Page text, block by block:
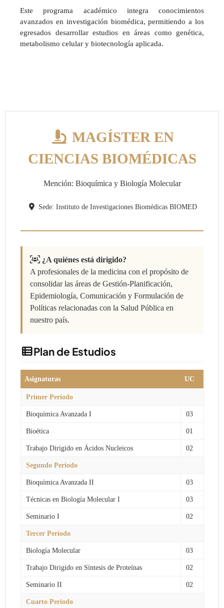
Este programa académico integra conocimientos
avanzados en investigación biomédica, permitiendo a los
egresados desarrollar estudios en áreas como genética,
metabolismo celular y biotecnología aplicada.
MAGÍSTER EN
CIENCIAS BIOMÉDICAS
Mención: Bioquímica y Biología Molecular
Sede: Instituto de Investigaciones Biomédicas BIOMED
¿A quiénes está dirigido?
A profesionales de la medicina con el propósito de
consolidar las áreas de Gestión-Planificación,
Epidemiología, Comunicación y Formulación de
Políticas relacionadas con la Salud Pública en
nuestro país.
Plan de Estudios
Asignaturas UC
Primer Período
Bioquímica Avanzada I 03
Bioética 01
Trabajo Dirigido en Ácidos Nucleicos 02
Segundo Período
Bioquímica Avanzada II 03
Técnicas en Biología Molecular I 03
Seminario I 02
Tercer Período
Biología Molecular 03
Trabajo Dirigido en Síntesis de Proteínas 02
Seminario II 02
Cuarto Período